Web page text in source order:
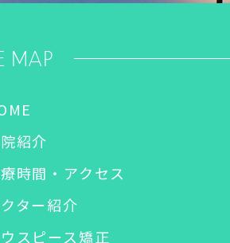
MAP
紹介
時間・アクセス
ター紹介
スピース矯正